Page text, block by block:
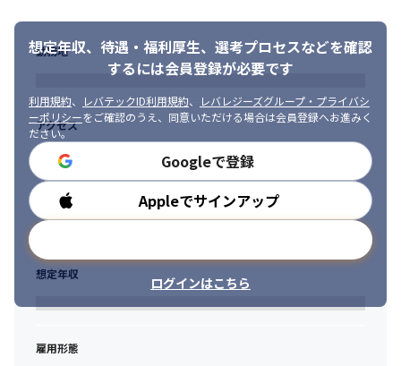
想定年収、待遇・福利厚生、 選考プロセスなどを確認
するには会員登録が必要です
利用規約、 レバテックID利用規約、
レバレジーズグループ・プライバシ
ーポリシーをご確認のうえ、同意いただける場合は会員登録へお進みく
ださい。
Googleで登録
Appleでサインアップ
ログインはこちら
勤務地
アクセス
勤務時間
想定年収
雇用形態